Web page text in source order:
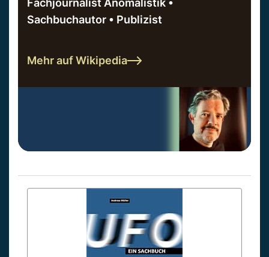
Fachjournalist Anomalistik •
Sachbuchautor • Publizist
Mehr auf Wikipedia